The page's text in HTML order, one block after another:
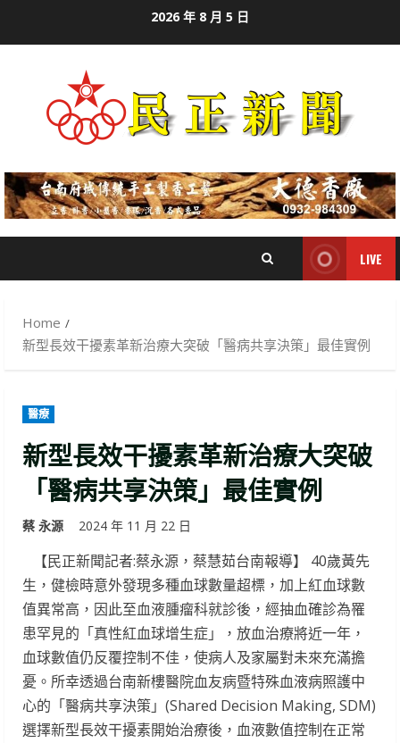
2026 年 8 月 5 日
LIVE
Home
新型長效干擾素革新治療大突破「醫病共享決策」最佳實例
醫療
新型長效干擾素革新治療大突破
「醫病共享決策」最佳實例
蔡 永源 2024 年 11 月 22 日
【民正新聞記者:蔡永源，蔡慧茹台南報導】 40歲黃先
生，健檢時意外發現多種血球數量超標，加上紅血球數
值異常高，因此至血液腫瘤科就診後，經抽血確診為罹
患罕見的「真性紅血球增生症」，放血治療將近一年，
血球數值仍反覆控制不佳，使病人及家屬對未來充滿擔
憂。所幸透過台南新樓醫院血友病暨特殊血液病照護中
心的「醫病共享決策」(Shared Decision Making, SDM)
選擇新型長效干擾素開始治療後，血液數值控制在正常